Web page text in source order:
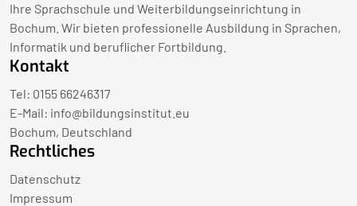
Ihre Sprachschule und Weiterbildungseinrichtung in
Bochum. Wir bieten professionelle Ausbildung in Sprachen,
Informatik und beruflicher Fortbildung.
Kontakt
Tel: 0155 66246317
E-Mail: info@bildungsinstitut.eu
Bochum, Deutschland
Rechtliches
Datenschutz
Impressum